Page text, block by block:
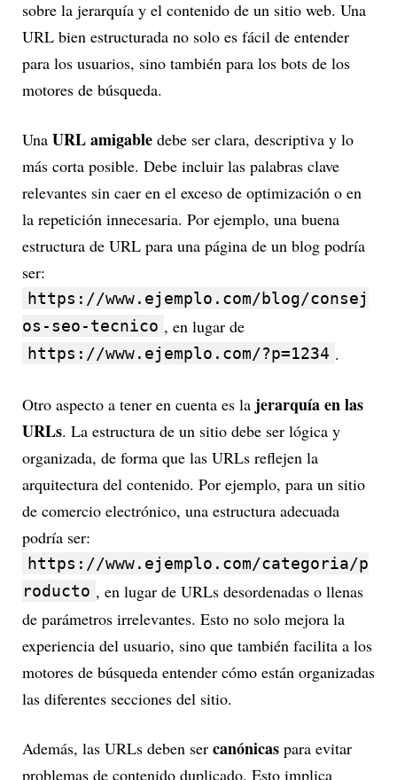
sobre la jerarquía y el contenido de un sitio web. Una
URL bien estructurada no solo es fácil de entender
para los usuarios, sino también para los bots de los
motores de búsqueda.
Una URL amigable debe ser clara, descriptiva y lo
más corta posible. Debe incluir las palabras clave
relevantes sin caer en el exceso de optimización o en
la repetición innecesaria. Por ejemplo, una buena
estructura de URL para una página de un blog podría
ser:
https://www.ejemplo.com/blog/consej
os-seo-tecnico , en lugar de
https://www.ejemplo.com/?p=1234 .
Otro aspecto a tener en cuenta es la jerarquía en las
URLs. La estructura de un sitio debe ser lógica y
organizada, de forma que las URLs reflejen la
arquitectura del contenido. Por ejemplo, para un sitio
de comercio electrónico, una estructura adecuada
podría ser:
https://www.ejemplo.com/categoria/p
roducto , en lugar de URLs desordenadas o llenas
de parámetros irrelevantes. Esto no solo mejora la
experiencia del usuario, sino que también facilita a los
motores de búsqueda entender cómo están organizadas
las diferentes secciones del sitio.
Además, las URLs deben ser canónicas para evitar
problemas de contenido duplicado. Esto implica